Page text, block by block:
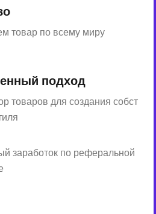
товар по всему миру
подход
товаров для создания собст
заработок по реферальной